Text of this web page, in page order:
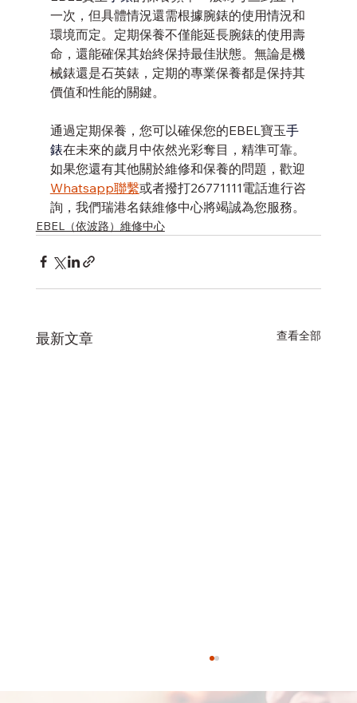
一次，但具體情況還需根據腕錶的使用情況和
環境而定。定期保養不僅能延長腕錶的使用壽
命，還能確保其始終保持最佳狀態。無論是機
械錶還是石英錶，定期的專業保養都是保持其
價值和性能的關鍵。
通過定期保養，您可以確保您的EBEL寶玉手
錶在未來的歲月中依然光彩奪目，精準可靠。
如果您還有其他關於維修和保養的問題，歡迎
Whatsapp聯繫或者撥打26771111電話進行咨
詢，我們瑞港名錶維修中心將竭誠為您服務。
EBEL（依波路）維修中心
最新文章 查看全部